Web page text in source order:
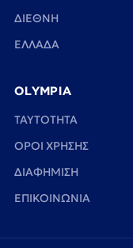
ΔΙΕΘΝΗ
ΕΛΛΑΔΑ
OLYMPIA
TAYTOTHTA
ΟΡΟΙ ΧΡΗΣΗΣ
ΔΙΑΦΗΜΙΣΗ
ΕΠΙΚΟΙΝΩΝΙΑ